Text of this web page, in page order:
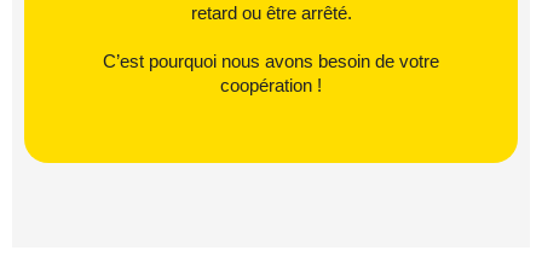
retard ou être arrêté.
C’est pourquoi nous avons besoin de votre
coopération !